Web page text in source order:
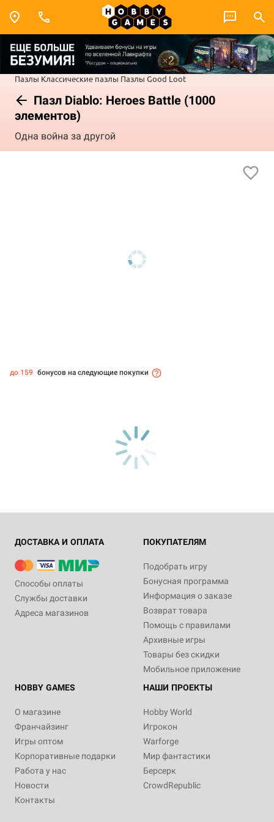
Пазлы Классические пазлы Пазлы Good Loot
Пазл Diablo: Heroes Battle (1000
элементов)
Одна война за другой
до 159 бонусов на следующие покупки
ДОСТАВКА И ОПЛАТА
Способы оплаты
Службы доставки
Адреса магазинов
ПОКУПАТЕЛЯМ
Подобрать игру
Бонусная программа
Информация о заказе
Возврат товара
Помощь с правилами
Архивные игры
Товары без скидки
Мобильное приложение
HOBBY GAMES
О магазине
Франчайзинг
Игры оптом
Корпоративные подарки
Работа у нас
Новости
Контакты
НАШИ ПРОЕКТЫ
Hobby World
Игрокон
Warforge
Мир фантастики
Берсерк
CrowdRepublic